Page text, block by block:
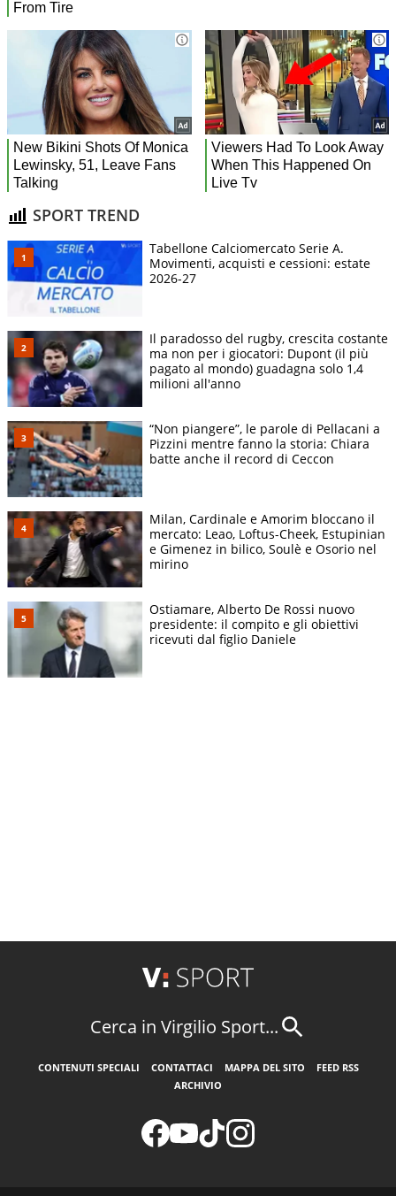
SPORT TREND
Tabellone Calciomercato Serie A.
Movimenti, acquisti e cessioni: estate
2026-27
Il paradosso del rugby, crescita costante
ma non per i giocatori: Dupont (il più
pagato al mondo) guadagna solo 1,4
milioni all'anno
“Non piangere”, le parole di Pellacani a
Pizzini mentre fanno la storia: Chiara
batte anche il record di Ceccon
Milan, Cardinale e Amorim bloccano il
mercato: Leao, Loftus-Cheek, Estupinian
e Gimenez in bilico, Soulè e Osorio nel
mirino
Ostiamare, Alberto De Rossi nuovo
presidente: il compito e gli obiettivi
ricevuti dal figlio Daniele
Cerca in Virgilio Sport...
CONTENUTI SPECIALI CONTATTACI MAPPA DEL SITO
FEED RSS
ARCHIVIO